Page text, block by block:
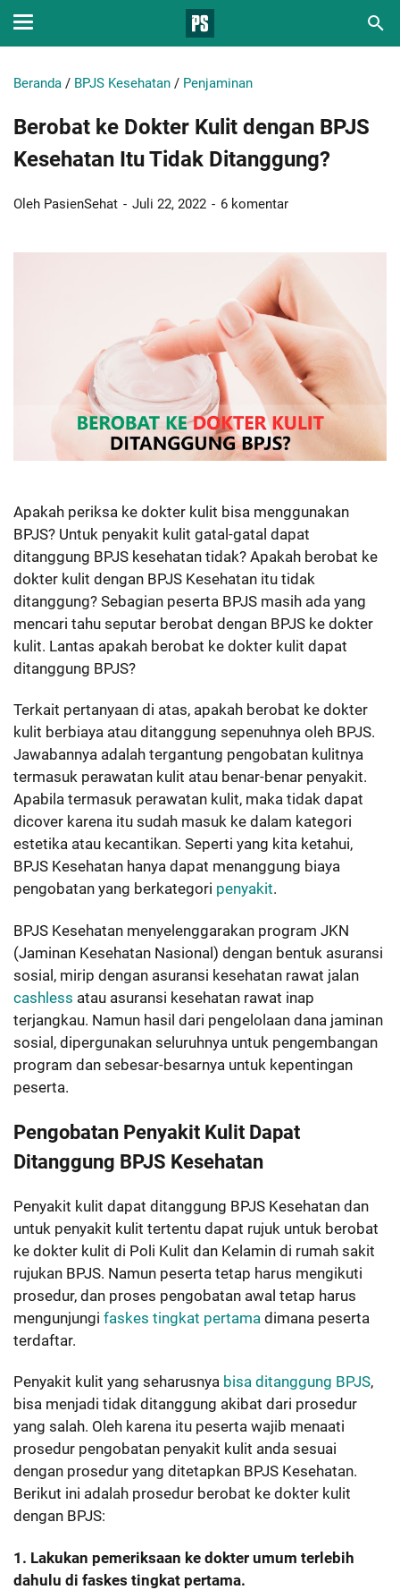
Beranda / BPJS Kesehatan / Penjaminan
Berobat ke Dokter Kulit dengan BPJS
Kesehatan Itu Tidak Ditanggung?
Oleh PasienSehat Juli 22, 2022 6 komentar
Apakah periksa ke dokter kulit bisa menggunakan
BPJS? Untuk penyakit kulit gatal-gatal dapat
ditanggung BPJS kesehatan tidak? Apakah berobat ke
dokter kulit dengan BPJS Kesehatan itu tidak
ditanggung? Sebagian peserta BPJS masih ada yang
mencari tahu seputar berobat dengan BPJS ke dokter
kulit. Lantas apakah berobat ke dokter kulit dapat
ditanggung BPJS?
Terkait pertanyaan di atas, apakah berobat ke dokter
kulit berbiaya atau ditanggung sepenuhnya oleh BPJS.
Jawabannya adalah tergantung pengobatan kulitnya
termasuk perawatan kulit atau benar-benar penyakit.
Apabila termasuk perawatan kulit, maka tidak dapat
dicover karena itu sudah masuk ke dalam kategori
estetika atau kecantikan. Seperti yang kita ketahui,
BPJS Kesehatan hanya dapat menanggung biaya
pengobatan yang berkategori penyakit.
BPJS Kesehatan menyelenggarakan program JKN
(Jaminan Kesehatan Nasional) dengan bentuk asuransi
sosial, mirip dengan asuransi kesehatan rawat jalan
cashless atau asuransi kesehatan rawat inap
terjangkau. Namun hasil dari pengelolaan dana jaminan
sosial, dipergunakan seluruhnya untuk pengembangan
program dan sebesar-besarnya untuk kepentingan
peserta.
Pengobatan Penyakit Kulit Dapat
Ditanggung BPJS Kesehatan
Penyakit kulit dapat ditanggung BPJS Kesehatan dan
untuk penyakit kulit tertentu dapat rujuk untuk berobat
ke dokter kulit di Poli Kulit dan Kelamin di rumah sakit
rujukan BPJS. Namun peserta tetap harus mengikuti
prosedur, dan proses pengobatan awal tetap harus
mengunjungi faskes tingkat pertama dimana peserta
terdaftar.
Penyakit kulit yang seharusnya bisa ditanggung BPJS,
bisa menjadi tidak ditanggung akibat dari prosedur
yang salah. Oleh karena itu peserta wajib menaati
prosedur pengobatan penyakit kulit anda sesuai
dengan prosedur yang ditetapkan BPJS Kesehatan.
Berikut ini adalah prosedur berobat ke dokter kulit
dengan BPJS:
1. Lakukan pemeriksaan ke dokter umum terlebih
dahulu di faskes tingkat pertama.